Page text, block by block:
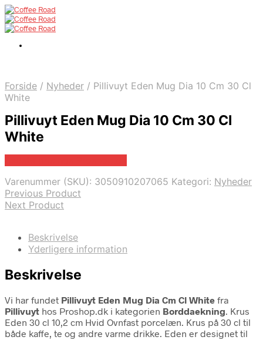
Forside / Nyheder / Pillivuyt Eden Mug Dia 10 Cm 30 Cl
White
Pillivuyt Eden Mug Dia 10 Cm 30 Cl
White
Varenummer (SKU): 3050910207065 Kategori: Nyheder
Previous Product
Next Product
Beskrivelse
Yderligere information
Beskrivelse
Vi har fundet Pillivuyt Eden Mug Dia Cm Cl White fra
Pillivuyt hos Proshop.dk i kategorien Borddaekning. Krus
Eden 30 cl 10,2 cm Hvid Ovnfast porcelæn. Krus på 30 cl til
både kaffe, te og andre varme drikke. Eden er designet til